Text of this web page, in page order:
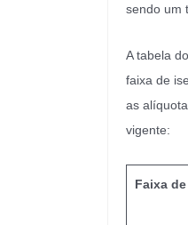
sendo um
A tabela
faixa de
as
vigente:
Faixa